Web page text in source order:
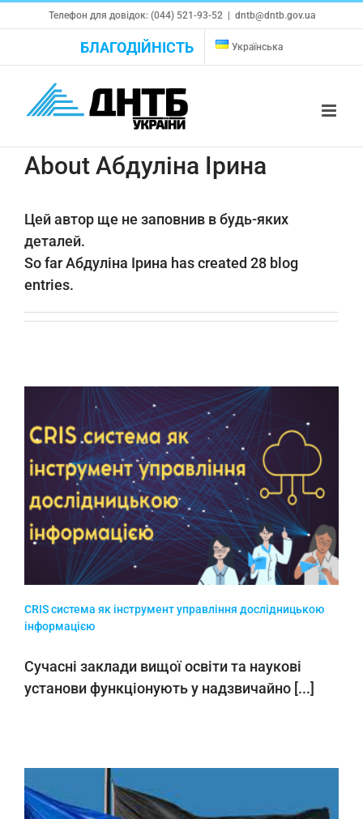
to
Телефон для довідок: (044) 521-93-52 dntb@dntb.gov.ua
БЛАГОДІЙНІСТЬ Українська
About Абдуліна Ірина
Цей автор ще не заповнив в будь-яких
деталей.
So far Абдуліна Ірина has created 28 blog
entries.
CRIS система як інструмент управління дослідницькою
інформацією
Сучасні заклади вищої освіти та наукові
установи функціонують у надзвичайно [...]